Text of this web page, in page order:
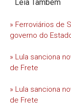
Leia Também
» Ferroviários de
governo do
» Lula sanciona
de Frete
» Lula sanciona
de Frete